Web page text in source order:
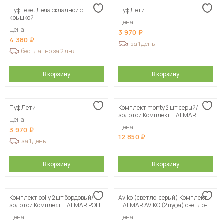
Пуф Leset Леда складной с
крышкой
Цена
4 380
бесплатно за 2 дня
В корзину
Пуф Лети
Цена
3 970
за 1 день
В корзину
Пуф Лети
Цена
3 970
за 1 день
В корзину
Комплект monty 2 шт серый/
золотой Комплект HALMAR
Цена
12 850
В корзину
Комплект polly 2 шт бордовый/
золотой Комплект HALMAR POLLY
Цена
Aviko (светло-серый) Комплект
HALMAR AVIKO (2 пуфа) светло-
Цена